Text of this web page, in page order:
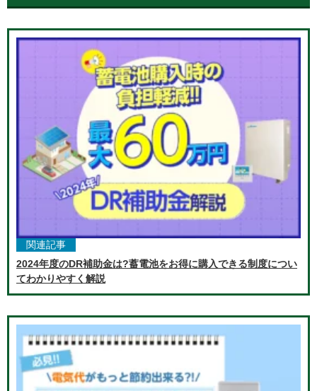
関連記事
2024年度のDR補助金は?蓄電池をお得に購入できる制度につい
てわかりやすく解説